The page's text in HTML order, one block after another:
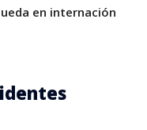
en internación